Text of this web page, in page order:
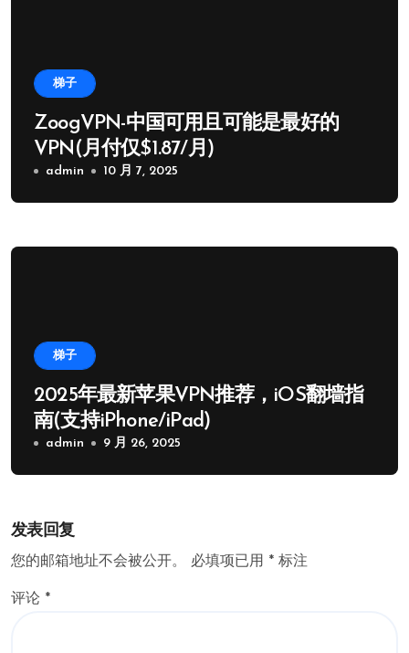
梯子
ZoogVPN-中国可用且可能是最好的
VPN(月付仅$1.87/月)
admin 10 月 7, 2025
梯子
2025年最新苹果VPN推荐，iOS翻墙指
南(支持iPhone/iPad)
admin 9 月 26, 2025
发表回复
您的邮箱地址不会被公开。 必填项已用 * 标注
评论 *